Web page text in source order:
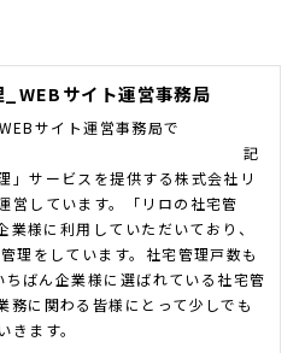
_WEBサイト運営事務局
サイト運営事務局で
記
」サービスを提供する株式会社リ
営しています。「リロの社宅管
様に利用していただいており、
理をしています。社宅管理戸数も
ばん企業様に選ばれている社宅管
務に関わる皆様にとって少しでも
ます。